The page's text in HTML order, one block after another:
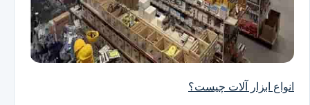
انواع ابزار آلات چیست؟